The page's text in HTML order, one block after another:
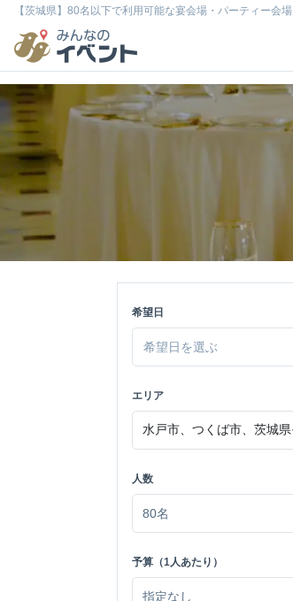
【茨城県】80名以下で利用可能な宴会場・パーティー会場
希望日
エリア
人数
予算（1人あたり）